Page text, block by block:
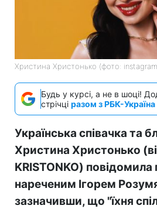
Христина Христонько (фото:
Будь у курсі, а не в шоці!
стрічці разом з РБК-
Українська співачка та
Христина Христонько
KRISTONKO) повідомила
нареченим Ігорем
зазначивши, що "їхня